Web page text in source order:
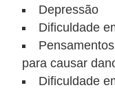
Depressão
Dificuldade
para causar
Dificuldade